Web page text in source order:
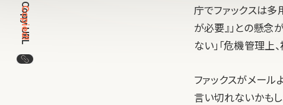
Copy URL
Copied!
この記事のURLをコピー
庁でファックスは多
が必要』」との懸念
ない」「危機管理上
ファックスがメール
言い切れないかもし